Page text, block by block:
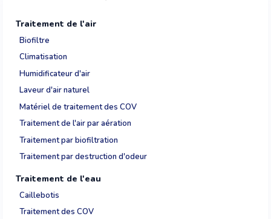
Traitement de l'air
Biofiltre
Climatisation
Humidificateur d'air
Laveur d'air naturel
Matériel de traitement des COV
Traitement de l'air par aération
Traitement par biofiltration
Traitement par destruction d'odeur
Traitement de l'eau
Caillebotis
Traitement des COV